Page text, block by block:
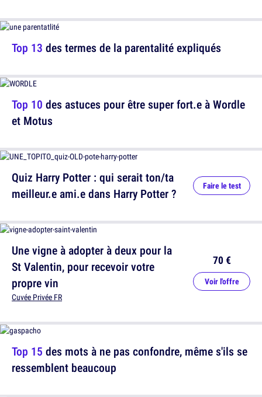
Top 10 des astuces pour être super fort.e à Wordle
et Motus
Une vigne à adopter à deux pour la
St Valentin, pour recevoir votre
propre vin
Cuvée Privée FR
70 €
Voir l'offre
Top 13 des termes de la parentalité expliqués
Quiz Harry Potter : qui serait ton/ta
meilleur.e ami.e dans Harry Potter ?
Faire le test
Top 15 des mots à ne pas confondre, même s'ils se
ressemblent beaucoup